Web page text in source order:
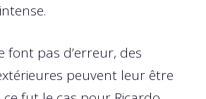
font pas d’erreur, des
peuvent leur être